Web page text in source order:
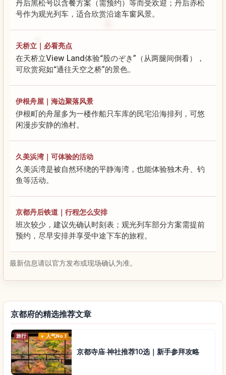
丹后黑松号以含餐方案（需预约）等而受欢迎；丹后赤松
号作为观光列车，适合欣赏沿途车窗风景。
天桥立｜必看亮点
在天桥立View Land体验“股のぞき”（从两腿间倒看），
可欣赏宛如“通往天空之桥”的景色。
伊根舟屋｜海边聚落风景
伊根町的舟屋多为一楼作船只车库的民宅沿海排列，可悠
闲漫步安静的渔村。
久美浜湾｜可体验的活动
久美浜湾是被自然环绕的平静海湾，也能体验独木舟、钓
鱼等活动。
京都丹后铁道｜行程怎么安排
班次较少，建议先确认时刻表；观光列车部分方案需提前
预约，尽早安排并享受中途下车的旅程。
最新信息请以官方发布或现场确认为准。
京都府的精选推荐文章
旅行 人气No.1
京都寺庙·神社推荐10选｜新手参拜攻略